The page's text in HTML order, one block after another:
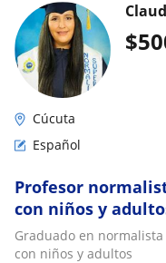
$
Cúcuta
Español
Profesor
con niños y
Graduado en
con niños y adultos